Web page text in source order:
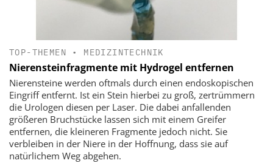
TOP-THEMEN • MEDIZINTECHNIK
Nierensteinfragmente mit Hydrogel entfernen
Nierensteine werden oftmals durch einen endoskopischen
Eingriff entfernt. Ist ein Stein hierbei zu groß, zertrümmern
die Urologen diesen per Laser. Die dabei anfallenden
größeren Bruchstücke lassen sich mit einem Greifer
entfernen, die kleineren Fragmente jedoch nicht. Sie
verbleiben in der Niere in der Hoffnung, dass sie auf
natürlichem Weg abgehen.